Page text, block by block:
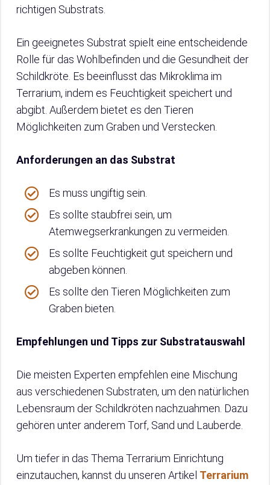
richtigen Substrats.
Ein geeignetes Substrat spielt eine entscheidende
Rolle für das Wohlbefinden und die Gesundheit der
Schildkröte. Es beeinflusst das Mikroklima im
Terrarium, indem es Feuchtigkeit speichert und
abgibt. Außerdem bietet es den Tieren
Möglichkeiten zum Graben und Verstecken.
Anforderungen an das Substrat
Es muss ungiftig sein.
Es sollte staubfrei sein, um
Atemwegserkrankungen zu vermeiden.
Es sollte Feuchtigkeit gut speichern und
abgeben können.
Es sollte den Tieren Möglichkeiten zum
Graben bieten.
Empfehlungen und Tipps zur Substratauswahl
Die meisten Experten empfehlen eine Mischung
aus verschiedenen Substraten, um den natürlichen
Lebensraum der Schildkröten nachzuahmen. Dazu
gehören unter anderem Torf, Sand und Lauberde.
Um tiefer in das Thema Terrarium Einrichtung
einzutauchen, kannst du unseren Artikel Terrarium